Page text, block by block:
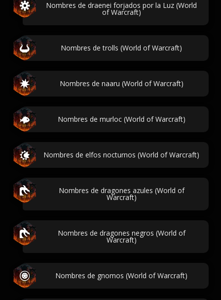
Nombres de draenei forjados por la Luz (World
of Warcraft)
Nombres de trolls (World of Warcraft)
Nombres de naaru (World of Warcraft)
Nombres de murloc (World of Warcraft)
Nombres de elfos nocturnos (World of Warcraft)
Nombres de dragones azules (World of
Warcraft)
Nombres de dragones negros (World of
Warcraft)
Nombres de gnomos (World of Warcraft)